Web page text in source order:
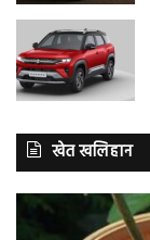
खेत खलिहान